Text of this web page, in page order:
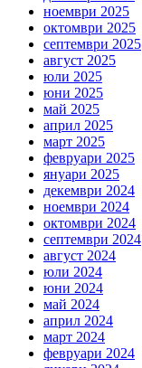
ноември 2025
октомври 2025
септември 2025
август 2025
юли 2025
юни 2025
май 2025
април 2025
март 2025
февруари 2025
януари 2025
декември 2024
ноември 2024
октомври 2024
септември 2024
август 2024
юли 2024
юни 2024
май 2024
април 2024
март 2024
февруари 2024